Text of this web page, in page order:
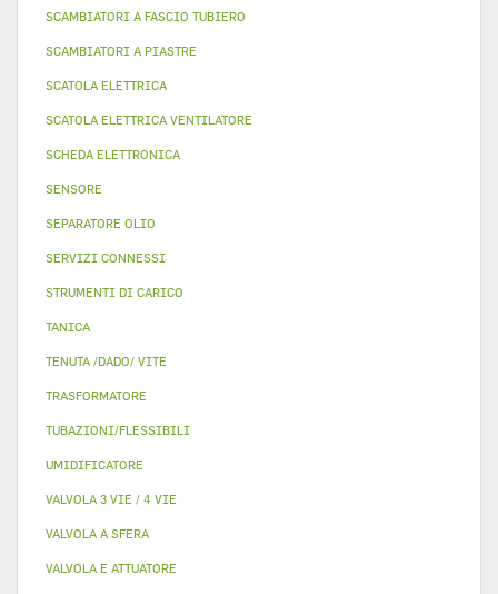
SCAMBIATORI A FASCIO TUBIERO
SCAMBIATORI A PIASTRE
SCATOLA ELETTRICA
SCATOLA ELETTRICA VENTILATORE
SCHEDA ELETTRONICA
SENSORE
SEPARATORE OLIO
SERVIZI CONNESSI
STRUMENTI DI CARICO
TANICA
TENUTA /DADO/ VITE
TRASFORMATORE
TUBAZIONI/FLESSIBILI
UMIDIFICATORE
VALVOLA 3 VIE / 4 VIE
VALVOLA A SFERA
VALVOLA E ATTUATORE